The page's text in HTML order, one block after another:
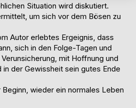
Situation wird diskutiert.
um sich vor dem Bösen zu
Autor erlebtes Ergeignis, dass
sich in den Folge-Tagen und
mit Hoffnung und
der Gewissheit sein gutes Ende
wieder ein normales Leben